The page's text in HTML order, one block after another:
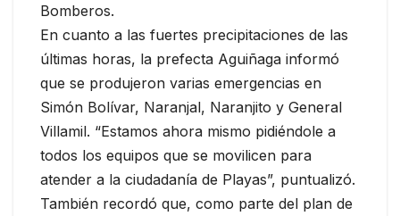
Bomberos.
En cuanto a las fuertes precipitaciones de las
últimas horas, la prefecta Aguiñaga informó
que se produjeron varias emergencias en
Simón Bolívar, Naranjal, Naranjito y General
Villamil. “Estamos ahora mismo pidiéndole a
todos los equipos que se movilicen para
atender a la ciudadanía de Playas”, puntualizó.
También recordó que, como parte del plan de